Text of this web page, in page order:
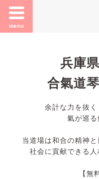
menu
兵庫
合氣道
余計な力を抜
氣が巡る
当道場は和合の精神
社会に貢献できる人
【無